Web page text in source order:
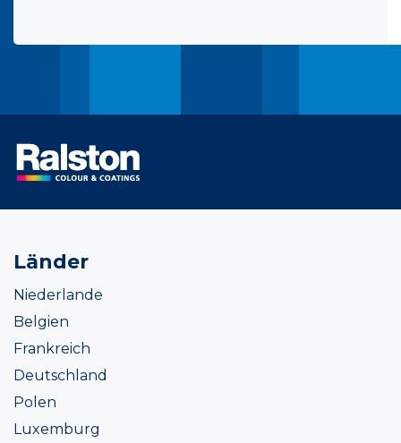
Länder
Niederlande
Belgien
Frankreich
Deutschland
Polen
Luxemburg